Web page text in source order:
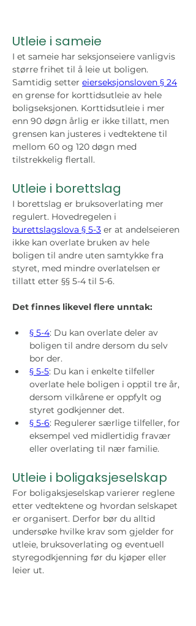
Utleie i sameie
I et sameie har seksjonseiere vanligvis
større frihet til å leie ut boligen.
Samtidig setter eierseksjonsloven § 24
en grense for korttidsutleie av hele
boligseksjonen. Korttidsutleie i mer
enn 90 døgn årlig er ikke tillatt, men
grensen kan justeres i vedtektene til
mellom 60 og 120 døgn med
tilstrekkelig flertall.
Utleie i borettslag
I borettslag er bruksoverlating mer
regulert. Hovedregelen i
burettslagslova § 5-3 er at andelseieren
ikke kan overlate bruken av hele
boligen til andre uten samtykke fra
styret, med mindre overlatelsen er
tillatt etter §§ 5-4 til 5-6.
Det finnes likevel flere unntak:
§ 5-4: Du kan overlate deler av
boligen til andre dersom du selv
bor der.
§ 5-5: Du kan i enkelte tilfeller
overlate hele boligen i opptil tre år,
dersom vilkårene er oppfylt og
styret godkjenner det.
§ 5-6: Regulerer særlige tilfeller, for
eksempel ved midlertidig fravær
eller overlating til nær familie.
Utleie i boligaksjeselskap
For boligaksjeselskap varierer reglene
etter vedtektene og hvordan selskapet
er organisert. Derfor bør du alltid
undersøke hvilke krav som gjelder for
utleie, bruksoverlating og eventuell
styregodkjenning før du kjøper eller
leier ut.